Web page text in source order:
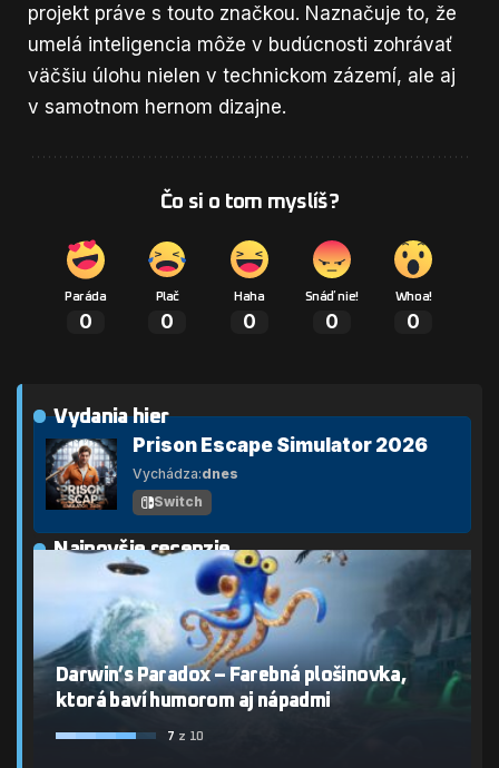
projekt práve s touto značkou. Naznačuje to, že
umelá inteligencia môže v budúcnosti zohrávať
väčšiu úlohu nielen v technickom zázemí, ale aj
v samotnom hernom dizajne.
Čo si o tom myslíš?
Paráda
0
Plač
0
Haha
0
Snáď nie!
0
Whoa!
0
Vydania hier
Prison Escape Simulator 2026
Vychádza:dnes
Switch
Najnovšie recenzie
Darwin’s Paradox – Farebná plošinovka,
ktorá baví humorom aj nápadmi
7 z 10